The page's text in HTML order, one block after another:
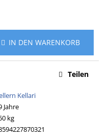
IN DEN WARENKORB
Kellari
Jahre
kg
Teilen